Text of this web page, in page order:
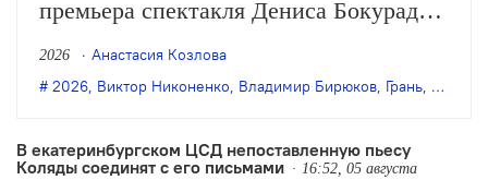
премьера спектакля Дениса Бокурадзе
«Жили-были» по пьесе Владимира
Бирюкова.
2026
Анастасия Козлова
2026, Виктор Никоненко, Владимир Бирюков, Грань, Денис
В екатеринбургском ЦСД непоставленную пьесу
Коляды соединят с его письмами
16:52, 05 августа